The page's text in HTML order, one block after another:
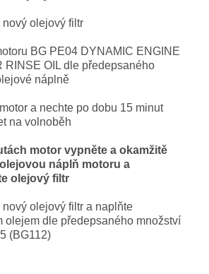
nový olejový filtr
BG PE04 DYNAMIC ENGINE
RINSE OIL dle předepsaného
náplně
a nechte po dobu 15 minut
na volnoběh
motor vypněte a okamžitě
náplň motoru a
olejový filtr
nový olejový filtr a naplňte
olejem dle předepsaného množství
(BG112)